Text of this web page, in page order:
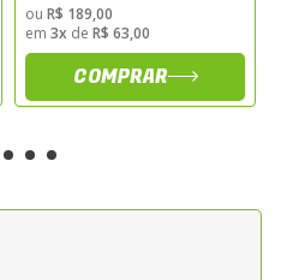
4T
motocicletas 4
orientação do
ou R$ 189,00
em 3x de R$ 63,00
COMPRAR